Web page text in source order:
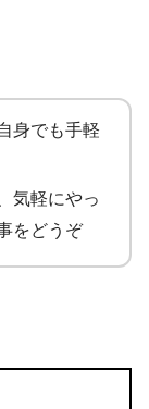
身でも手軽
気軽にやっ
をどうぞ